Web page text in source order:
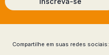
Compartilhe em suas redes sociais: